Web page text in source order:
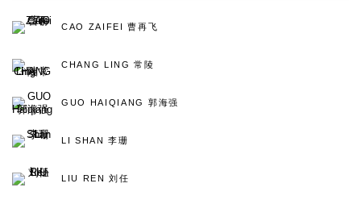
CAO ZAIFEI 曹再飞
CHANG LING 常陵
GUO HAIQIANG 郭海强
LI SHAN 李珊
LIU REN 刘任